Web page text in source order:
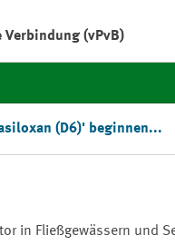
(vPvB)
(D6)' beginnen...
in Fließgewässern und